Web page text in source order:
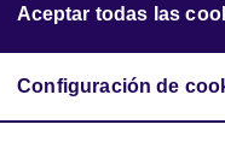
(England and Wales)
in Spain as
EXT.
Aceptar todas las
Configuración de